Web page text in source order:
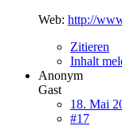
Web: http://
Zitieren
Inhalt
Anonym
Gast
18. Mai
#17